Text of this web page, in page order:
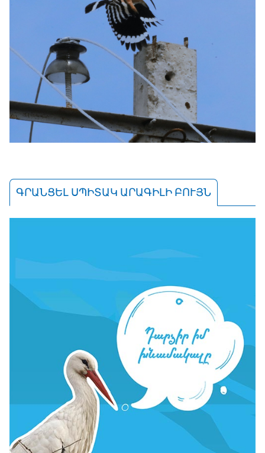
ԳՐԱՆՑԵԼ ՍՊԻՏԱԿ ԱՐԱԳԻԼԻ ԲՈՒՅՆ